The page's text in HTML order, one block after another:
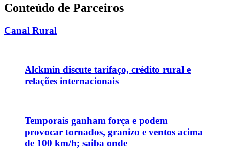
Conteúdo de Parceiros
Canal Rural
Alckmin discute tarifaço, crédito rural e
relações internacionais
Temporais ganham força e podem
provocar tornados, granizo e ventos acima
de 100 km/h; saiba onde